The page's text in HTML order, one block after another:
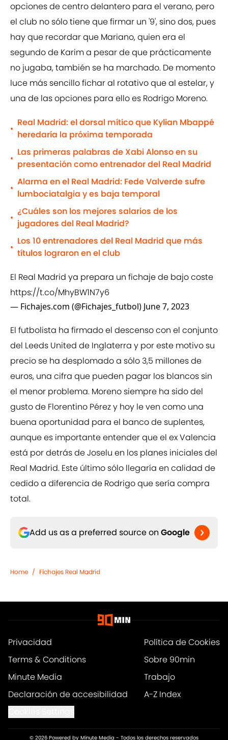
opciones de centro delantero para el verano, pero
el club no sólo tiene que firmar un '9', sino dos, pues
hay que recordar que Mariano, quien era el
segundo de Karim a pesar de que prácticamente
no jugaba, también se ha marchado. De momento
luce más sencillo fichar al rotativo que al estelar, y
una de las opciones para ello es Rodrigo Moreno.
•
Real Madrid: el dorsal mítico que Kylian Mbappé
heredaría la próxima temporada
•
Las primeras palabras de Xabi Alonso en su
presentación como entrenador del Real Madrid
•
Alarma en el Real Madrid: Fede Valverde sufre
lumbociatalgia y es baja temporal
•
¿Cuáles son los mejores salarios de los
jugadores del Real Madrid?
•
Los 10 entrenadores del Real Madrid que más
títulos lograron en el club
El Real Madrid ya prepara un fichaje de bajo coste
https://t.co/MhyBW1N7y6
— Fichajes.com (@Fichajes_futbol) June 7, 2023
El futbolista ha firmado el descenso con el conjunto
del Leeds United de Inglaterra y por este motivo su
precio se ha desplomado a sólo 3,5 millones de
euros, una cifra que pueden pagar los blancos sin
el menor problema. Moreno siempre ha sido del
gusto de Florentino Pérez y hoy le ven como una
buena oportunidad para el banco de suplentes,
aunque es importante entender que el ex Valencia
está por detrás de Joselu en los planes iniciales del
Real Madrid. Este último sólo llegaría en calidad de
cedido a diferencia de Rodrigo que sería compra
total.
Add us as a preferred source on Google
Home / Fichajes Real Madrid
Privacidad
Política de Cookies
Terms & Conditions
Sobre 90min
Minute Media
Trabajo
Declaración de accesibilidad
A-Z Index
© 2026 Powered by Minute Media - Todos los derechos reservados